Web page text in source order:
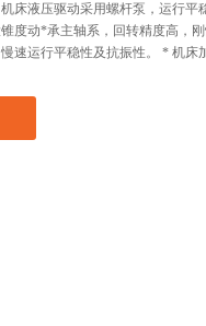
床液压驱动采用螺杆泵，运行平
度动*承主轴系，回转精度高，
速运行平稳性及抗振性。 * 机床